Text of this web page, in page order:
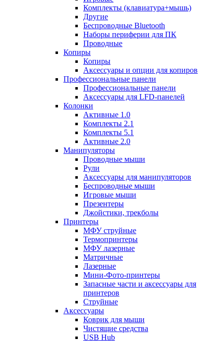
Комплекты (клавиатура+мышь)
Другие
Беспроводные Bluetooth
Наборы периферии для ПК
Проводные
Копиры
Копиры
Аксессуары и опции для копиров
Профессиональные панели
Профессиональные панели
Аксессуары для LFD-панелей
Колонки
Активные 1.0
Комплекты 2.1
Комплекты 5.1
Активные 2.0
Манипуляторы
Проводные мыши
Рули
Аксессуары для манипуляторов
Беспроводные мыши
Игровые мыши
Презентеры
Джойстики, трекболы
Принтеры
МФУ струйные
Термопринтеры
МФУ лазерные
Матричные
Лазерные
Мини-Фото-принтеры
Запасные части и аксессуары для
принтеров
Струйные
Аксессуары
Коврик для мыши
Чистящие средства
USB Hub